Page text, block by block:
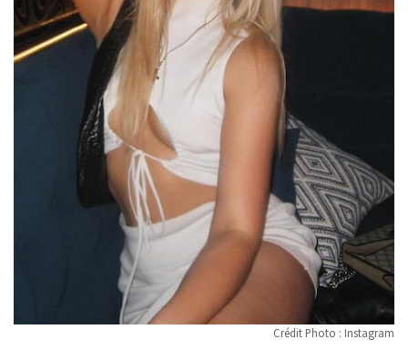
Crédit Photo : Instagram